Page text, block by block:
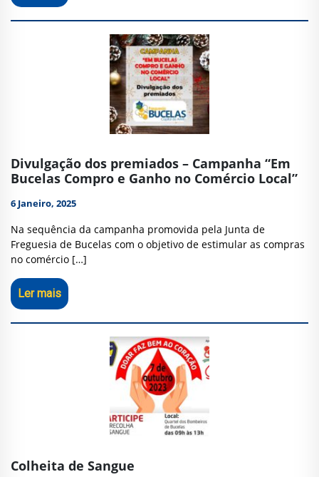
Divulgação dos premiados – Campanha “Em
Bucelas Compro e Ganho no Comércio Local”
6 Janeiro, 2025
Na sequência da campanha promovida pela Junta de
Freguesia de Bucelas com o objetivo de estimular as compras
no comércio […]
Ler mais
Colheita de Sangue